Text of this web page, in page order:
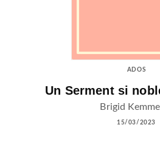
ADOS
Un Serment si
Brigid
15/03/2023